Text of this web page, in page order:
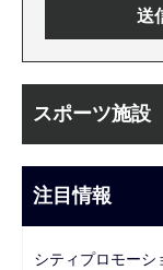
文
こ
ま
で
ビ
ー
スポーツ施設
注目情報
シティプロモーシ